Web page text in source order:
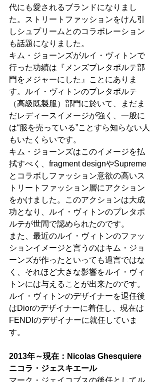
代にも愛されるブランドになりまし
た。ストリートファッションをけん引
しシュプリームとのコラボレーション
も話題になりました。
キム・ジョーンズがルイ・ヴィトンで
行った功績は『メンズプレタポルテ部
門をメジャーにした』ことにありま
す。ルイ・ヴィトンのプレタポルテ
（高級既製服）部門に於いて、まだま
だレディースイメージが強く、一般に
は“服を売っている”ことすら知らない人
もいたくらいです。
キム・ジョーンズはこのイメージを払
拭すべく、fragment designやSupreme
とコラボしファッション意欲の高いス
トリートファッション層にアクション
をかけました。このアクションは大成
功となり、ルイ・ヴィトンのプレタポ
ルテが世間で認められたのです。
また、最近のルイ・ヴィトンのファッ
ションイメージと言うのはキム・ジョ
ーンズが作ったといっても過言ではな
く、それほど大きな影響をルイ・ヴィ
トンには与えることが出来たのです。
ルイ・ヴィトンのデザイナーを退任後
はDiorのデザイナーに着任し、現在は
FENDIのデザイナーに就任していま
す。
2013年～現在：Nicolas Ghesquiere
ニコラ・ジェスキエール
マーク・ジェイコブスの後任としてル